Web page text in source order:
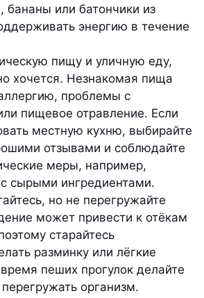
бананы или батончики из
энергию в течение
пищу и уличную еду,
хочется. Незнакомая пища
проблемы с
пищевое отравление. Если
местную кухню, выбирайте
отзывами и соблюдайте
меры, например,
сырыми ингредиентами.
но не перегружайте
может привести к отёкам
старайтесь
разминку или лёгкие
пеших прогулок делайте
организм.